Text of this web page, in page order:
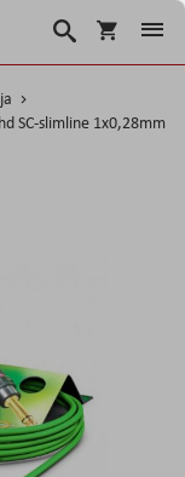
Košarica
Traži
SC-slimline 1x0,28mm